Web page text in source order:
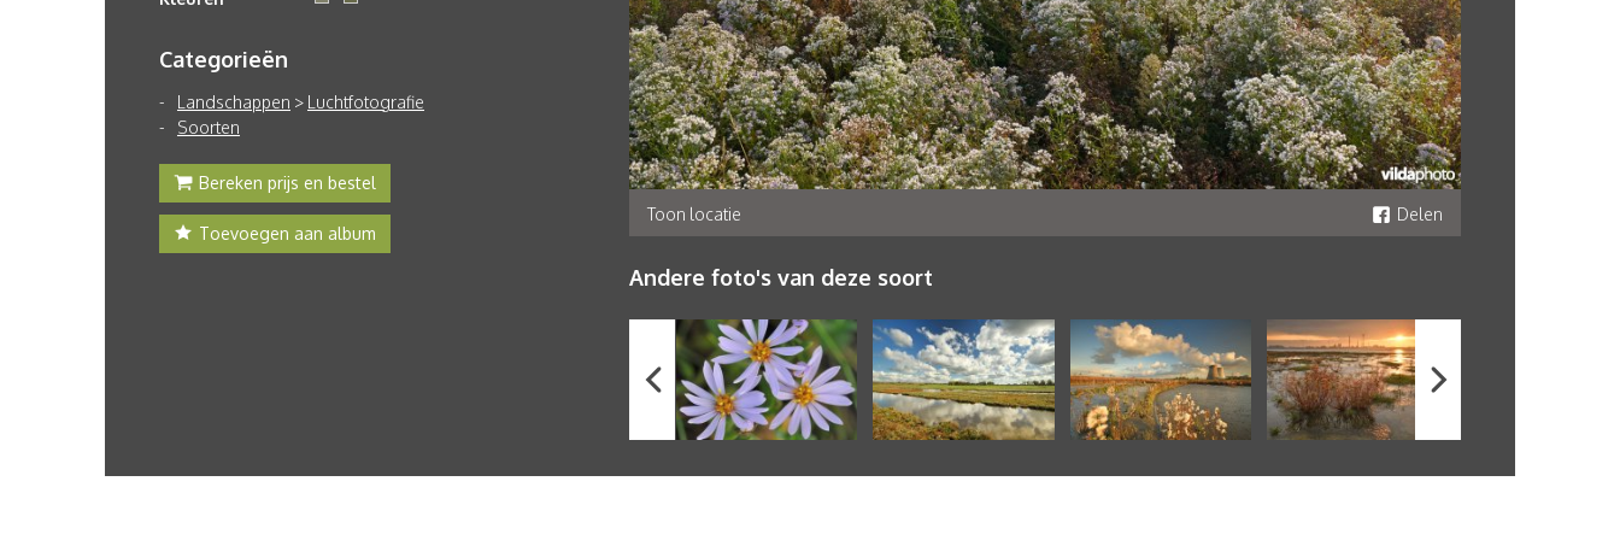
Categorieën
Landschappen > Luchtfotografie
Soorten
Bereken prijs en bestel
Toevoegen aan album
Toon locatie Delen
Andere foto's van deze soort